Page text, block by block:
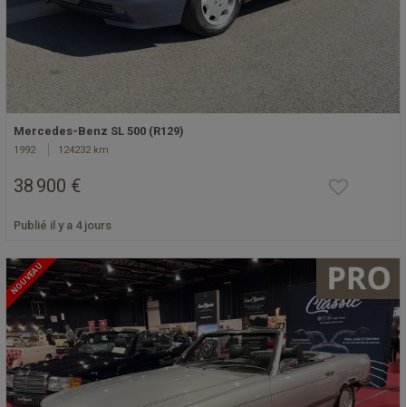
Mercedes-Benz SL 500 (R129)
1992 124232 km
38 900 €
Publié il y a 4 jours
NOUVEAU